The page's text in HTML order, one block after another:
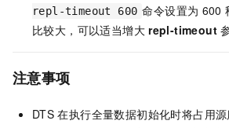
repl-timeout 600 命令设置为 600
比较大，可以适当增大 repl-timeout
注意事项
DTS 在执行全量数据初始化时将占用